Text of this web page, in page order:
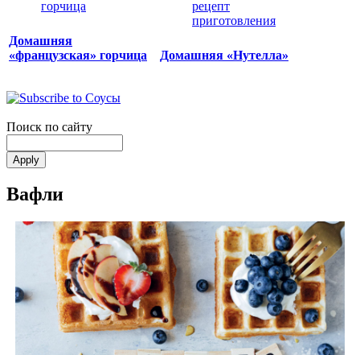
Домашняя
«французская» горчица
Домашняя «Нутелла»
Поиск по сайту
Вафли